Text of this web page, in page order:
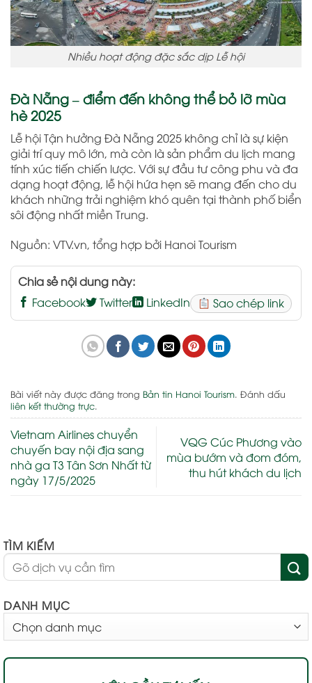
Nhiều hoạt động đặc sắc dịp Lễ hội
Đà Nẵng – điểm đến không thể bỏ lỡ mùa
hè 2025
Lễ hội Tận hưởng Đà Nẵng 2025 không chỉ là sự kiện
giải trí quy mô lớn, mà còn là sản phẩm du lịch mang
tính xúc tiến chiến lược. Với sự đầu tư công phu và đa
dạng hoạt động, lễ hội hứa hẹn sẽ mang đến cho du
khách những trải nghiệm khó quên tại thành phố biển
sôi động nhất miền Trung.
Nguồn: VTV.vn, tổng hợp bởi Hanoi Tourism
Chia sẻ nội dung này:
Facebook
Twitter LinkedIn Sao chép link
Bài viết này được đăng trong Bản tin Hanoi Tourism. Đánh dấu
liên kết thường trực.
Vietnam Airlines chuyển
chuyến bay nội địa sang
nhà ga T3 Tân Sơn Nhất từ
ngày 17/5/2025
VQG Cúc Phương vào
mùa bướm và đom đóm,
thu hút khách du lịch
TÌM KIẾM
DANH MỤC
MỤC